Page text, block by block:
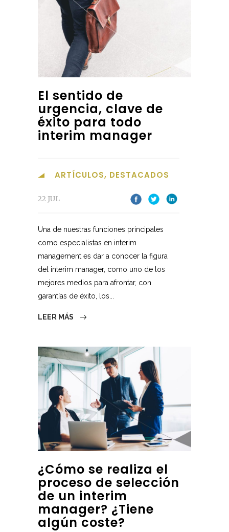
El sentido de
urgencia, clave de
éxito para todo
interim manager
ARTÍCULOS, DESTACADOS
22 JUL
Una de nuestras funciones principales
como especialistas en interim
management es dar a conocer la figura
del interim manager, como uno de los
mejores medios para afrontar, con
garantías de éxito, los...
LEER MÁS
¿Cómo se realiza el
proceso de selección
de un interim
manager? ¿Tiene
algún coste?